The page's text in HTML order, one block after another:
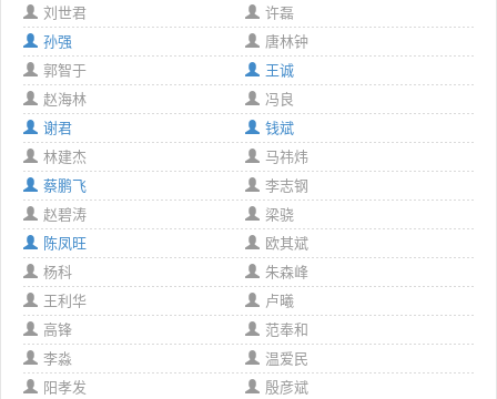
刘世君
许磊
孙强
唐林钟
郭智于
王诚
赵海林
冯良
谢君
钱斌
林建杰
马祎炜
蔡鹏飞
李志钢
赵碧涛
梁骁
陈凤旺
欧其斌
杨科
朱森峰
王利华
卢曦
高锋
范奉和
李淼
温爱民
阳孝发
殷彦斌